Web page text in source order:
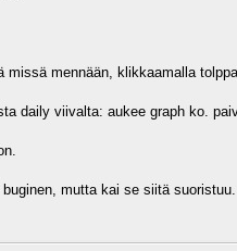
mennään, klikkaamalla
daily viivalta: aukee graph ko.
mutta kai se siitä suoristuu.